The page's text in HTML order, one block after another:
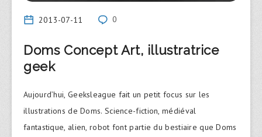
2013-07-11 0
Doms Concept Art, illustratrice
geek
Aujourd’hui, Geeksleague fait un petit focus sur les
illustrations de Doms. Science-fiction, médiéval
fantastique, alien, robot font partie du bestiaire que Doms